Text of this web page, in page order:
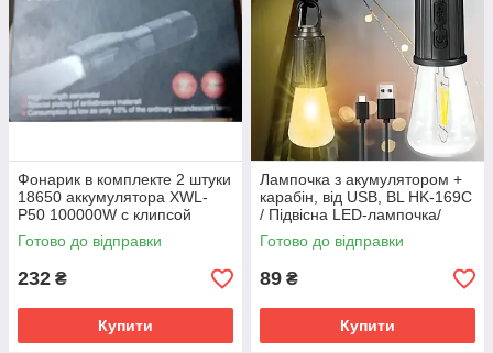
Фонарик в комплекте 2 штуки
18650 аккумулятора XWL-
P50 100000W с клипсой
SV227
Готово до відправки
232 ₴
Купити
Лампочка з акумулятором +
карабін, від USB, BL HK-169C
/ Підвісна LED-лампочка/
ліхтар для кемпінгу SV227
Готово до відправки
89 ₴
Купити